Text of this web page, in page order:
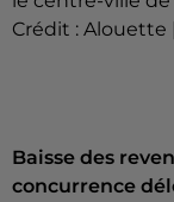
Crédit : Alouette
Baisse des
concurrence